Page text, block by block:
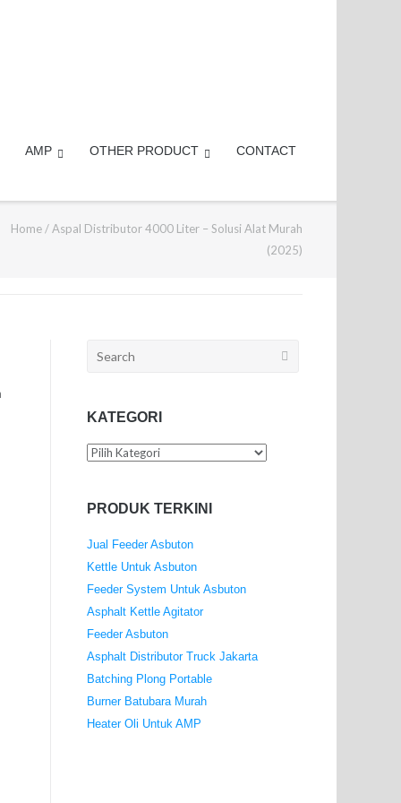
AMP OTHER PRODUCT CONTACT
Home / Aspal Distributor 4000 Liter – Solusi Alat Murah
(2025)
Search
KATEGORI
Kategori
PRODUK TERKINI
Jual Feeder Asbuton
Kettle Untuk Asbuton
Feeder System Untuk Asbuton
Asphalt Kettle Agitator
Feeder Asbuton
Asphalt Distributor Truck Jakarta
Batching Plong Portable
Burner Batubara Murah
Heater Oli Untuk AMP